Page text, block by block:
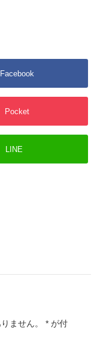
Facebook
Pocket
LINE
ません。 * が付